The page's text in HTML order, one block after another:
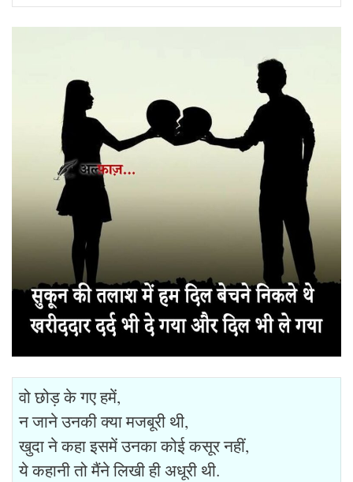
वो छोड़ के गए हमें,
न जाने उनकी क्या मजबूरी थी,
खुदा ने कहा इसमें उनका कोई कसूर नहीं,
ये कहानी तो मैंने लिखी ही अधूरी थी.